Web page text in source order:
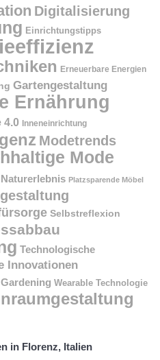
Digitalisierung
Einrichtungstipps
Erneuerbare Energien
Gartengestaltung
Ernährung
4.0 Inneneinrichtung
Modetrends
Mode
Naturerlebnis Platzsparende Möbel
Selbstreflexion
Technologische
Innovationen
Wearable Technologie
in Florenz, Italien